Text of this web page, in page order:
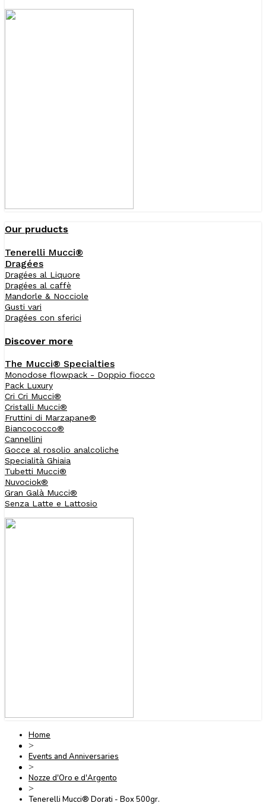
Our pruducts
Tenerelli Mucci®
Dragées
Dragées al Liquore
Dragées al caffè
Mandorle & Nocciole
Gusti vari
Dragées con sferici
Discover more
The Mucci® Specialties
Monodose flowpack - Doppio fiocco
Pack Luxury
Cri Cri Mucci®
Cristalli Mucci®
Fruttini di Marzapane®
Biancococco®
Cannellini
Gocce al rosolio analcoliche
Specialità Ghiaia
Tubetti Mucci®
Nuvociok®
Gran Galà Mucci®
Senza Latte e Lattosio
Home
>
Events and Anniversaries
>
Nozze d'Oro e d'Argento
>
Tenerelli Mucci® Dorati - Box 500gr.